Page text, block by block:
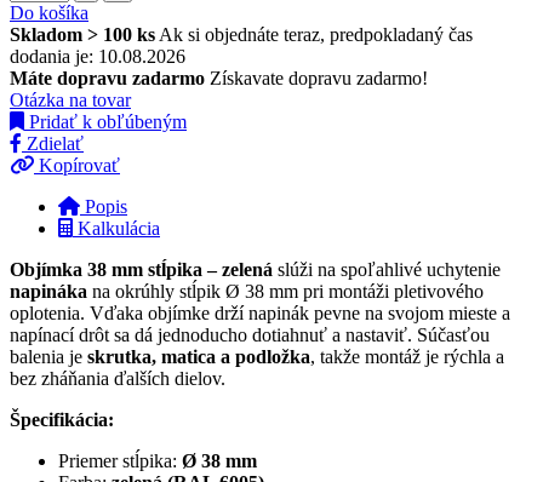
Do košíka
Skladom > 100 ks Ak si objednáte teraz, predpokladaný čas
dodania je: 10.08.2026
Máte dopravu zadarmo Získavate dopravu zadarmo!
Otázka na tovar
Pridať k obľúbeným
Zdielať
Kopírovať
Popis
Kalkulácia
Objímka 38 mm stĺpika – zelená slúži na spoľahlivé uchytenie
napináka na okrúhly stĺpik Ø 38 mm pri montáži pletivového
oplotenia. Vďaka objímke drží napinák pevne na svojom mieste a
napínací drôt sa dá jednoducho dotiahnuť a nastaviť. Súčasťou
balenia je skrutka, matica a podložka, takže montáž je rýchla a
bez zháňania ďalších dielov.
Špecifikácia:
Priemer stĺpika: Ø 38 mm